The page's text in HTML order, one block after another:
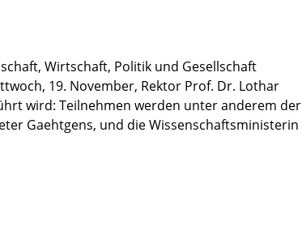
Wirtschaft, Politik und Gesellschaft
19. November, Rektor Prof. Dr. Lothar
wird: Teilnehmen werden unter anderem der
Gaehtgens, und die Wissenschaftsministerin